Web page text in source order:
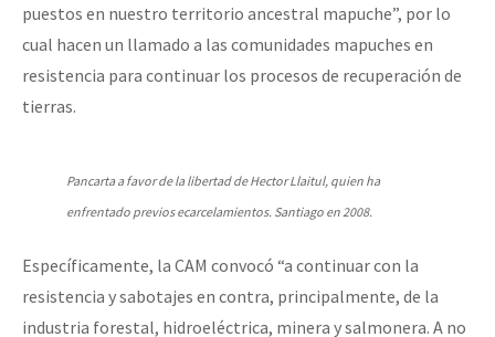
puestos en nuestro territorio ancestral mapuche”, por lo
cual hacen un llamado a las comunidades mapuches en
resistencia para continuar los procesos de recuperación de
tierras.
Pancarta a favor de la libertad de Hector Llaitul, quien ha
enfrentado previos ecarcelamientos. Santiago en 2008.
Específicamente, la CAM convocó “a continuar con la
resistencia y sabotajes en contra, principalmente, de la
industria forestal, hidroeléctrica, minera y salmonera. A no